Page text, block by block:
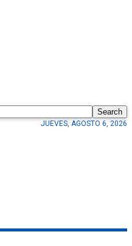
Search
JUEVES, AGOSTO 6, 2026